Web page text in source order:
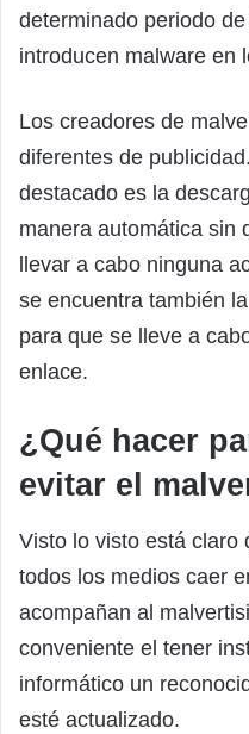
determinado periodo
introducen malware en
Los creadores de
diferentes de
destacado es la
manera automática sin
llevar a cabo ninguna
se encuentra también
para que se lleve a
enlace.
¿Qué hacer
evitar el
Visto lo visto está claro
todos los medios caer
acompañan al
conveniente el tener
informático un
esté actualizado.